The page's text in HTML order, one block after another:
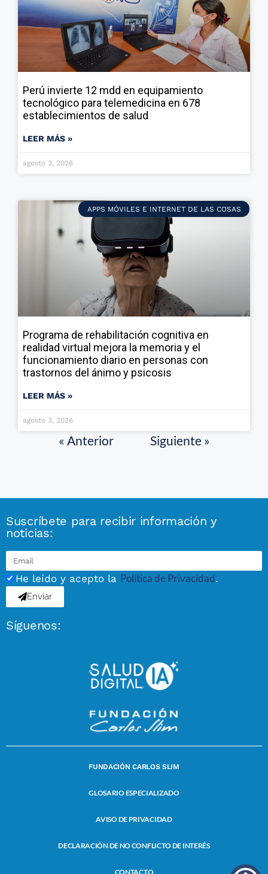
Perú invierte 12 mdd en equipamiento
tecnológico para telemedicina en 678
establecimientos de salud
LEER MÁS »
agosto 3, 2026
APPS MÓVILES E INTERNET DE LAS COSAS
Programa de rehabilitación cognitiva en
realidad virtual mejora la memoria y el
funcionamiento diario en personas con
trastornos del ánimo y psicosis
LEER MÁS »
agosto 3, 2026
« Anterior Siguiente »
Suscríbete para recibir información y
noticias:
He leído y acepto la Política de Privacidad.
Enviar
Síguenos:
FUNDACIÓN CARLOS SLIM
GLOSARIO ESPECIALIZADO
AVISO DE PRIVACIDAD
DECLARACIÓN DE NO CONFLICTO DE INTERÉS
CONTACTO